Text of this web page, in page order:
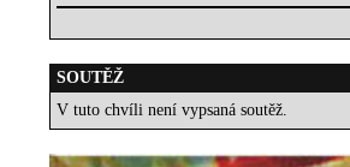
SOUTĚŽ
V tuto chvíli není vypsaná soutěž.